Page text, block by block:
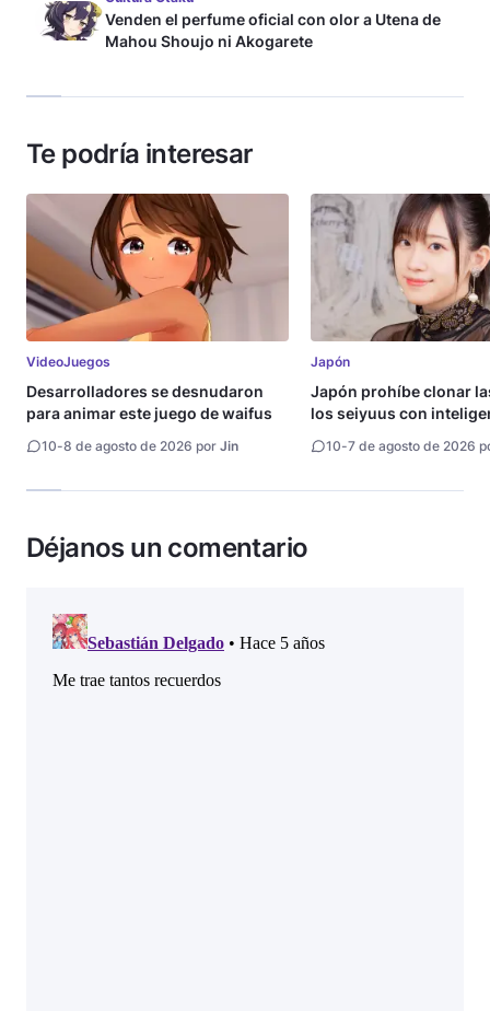
Venden el perfume oficial con olor a Utena de
Mahou Shoujo ni Akogarete
Te podría interesar
VideoJuegos
Desarrolladores se desnudaron
para animar este juego de waifus
10-8 de agosto de 2026 por Jin
Japón
Japón prohíbe clonar
los seiyuus con
10-7 de agosto de 2026
Déjanos un comentario